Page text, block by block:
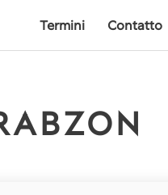
Termini Contatto